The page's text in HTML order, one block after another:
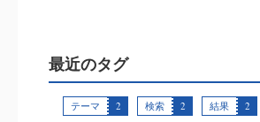
最近のタグ
テーマ 2 検索 2 結果
2